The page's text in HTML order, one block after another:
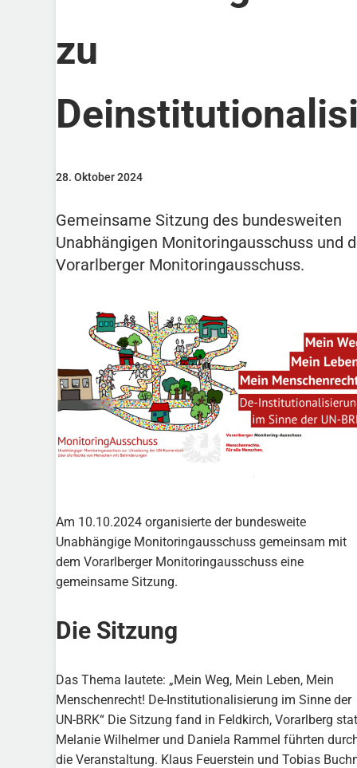
zu
28. Oktober 2024
Gemeinsame Sitzung des bundesweiten
Unabhängigen Monitoringausschuss und
Vorarlberger Monitoringausschuss.
Am 10.10.2024 organisierte der bundesweite
Unabhängige Monitoringausschuss gemeinsam mit
dem Vorarlberger Monitoringausschuss eine
gemeinsame Sitzung.
Die Sitzung
Das Thema lautete: „Mein Weg, Mein Leben, Mein
Menschenrecht! De-Institutionalisierung im Sinne der
UN-BRK“ Die Sitzung fand in Feldkirch, Vorarlberg
Melanie Wilhelmer und Daniela Rammel führten
die Veranstaltung. Klaus Feuerstein und Tobias